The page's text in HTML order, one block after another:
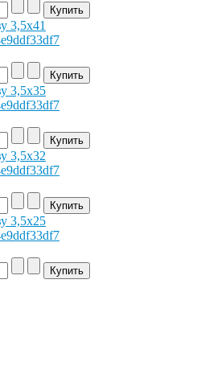
3,5x41
3,5x35
3,5x32
3,5x25